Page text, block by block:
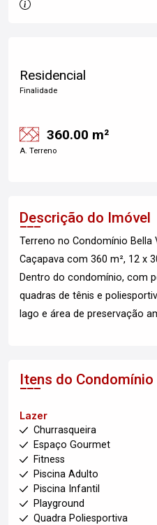
Residencial
Finalidade
360.00 m²
A. Terreno
Descrição do Imóvel
Terreno no Condomínio Bella
Caçapava com 360 m², 12 x
Dentro do condomínio, com
quadras de tênis e
lago e área de preservação
Itens do Condomínio
Lazer
Churrasqueira
Espaço Gourmet
Fitness
Piscina Adulto
Piscina Infantil
Playground
Quadra Poliesportiva